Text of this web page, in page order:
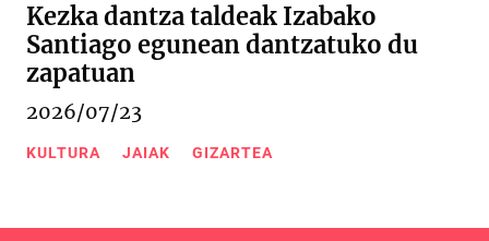
Kezka dantza taldeak Izabako
Santiago egunean dantzatuko du
zapatuan
2026/07/23
KULTURA JAIAK GIZARTEA